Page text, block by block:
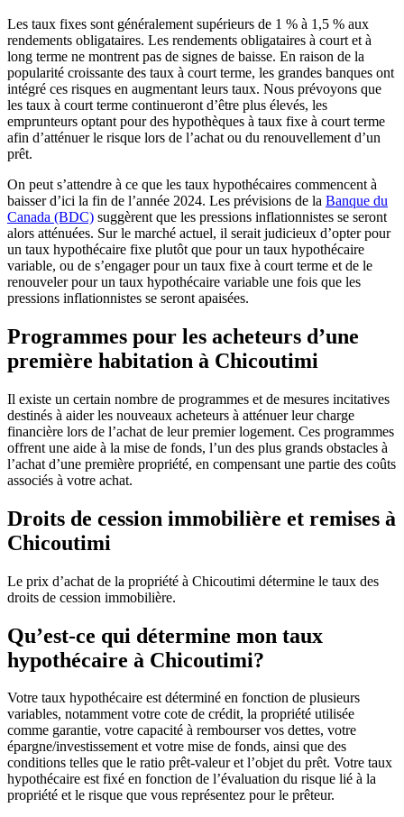
Les taux fixes sont généralement supérieurs de 1 % à 1,5 % aux
rendements obligataires. Les rendements obligataires à court et à
long terme ne montrent pas de signes de baisse. En raison de la
popularité croissante des taux à court terme, les grandes banques ont
intégré ces risques en augmentant leurs taux. Nous prévoyons que
les taux à court terme continueront d’être plus élevés, les
emprunteurs optant pour des hypothèques à taux fixe à court terme
afin d’atténuer le risque lors de l’achat ou du renouvellement d’un
prêt.
On peut s’attendre à ce que les taux hypothécaires commencent à
baisser d’ici la fin de l’année 2024. Les prévisions de la Banque du
Canada (BDC) suggèrent que les pressions inflationnistes se seront
alors atténuées. Sur le marché actuel, il serait judicieux d’opter pour
un taux hypothécaire fixe plutôt que pour un taux hypothécaire
variable, ou de s’engager pour un taux fixe à court terme et de le
renouveler pour un taux hypothécaire variable une fois que les
pressions inflationnistes se seront apaisées.
Programmes pour les acheteurs d’une
première habitation à Chicoutimi
Il existe un certain nombre de programmes et de mesures incitatives
destinés à aider les nouveaux acheteurs à atténuer leur charge
financière lors de l’achat de leur premier logement. Ces programmes
offrent une aide à la mise de fonds, l’un des plus grands obstacles à
l’achat d’une première propriété, en compensant une partie des coûts
associés à votre achat.
Droits de cession immobilière et remises à
Chicoutimi
Le prix d’achat de la propriété à Chicoutimi détermine le taux des
droits de cession immobilière.
Qu’est-ce qui détermine mon taux
hypothécaire à Chicoutimi?
Votre taux hypothécaire est déterminé en fonction de plusieurs
variables, notamment votre cote de crédit, la propriété utilisée
comme garantie, votre capacité à rembourser vos dettes, votre
épargne/investissement et votre mise de fonds, ainsi que des
conditions telles que le ratio prêt-valeur et l’objet du prêt. Votre taux
hypothécaire est fixé en fonction de l’évaluation du risque lié à la
propriété et le risque que vous représentez pour le prêteur.